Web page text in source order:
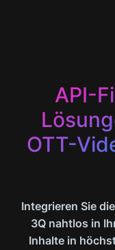
API-
OTT-
Integrieren Sie
3Q nahtlos in
Inhalte in